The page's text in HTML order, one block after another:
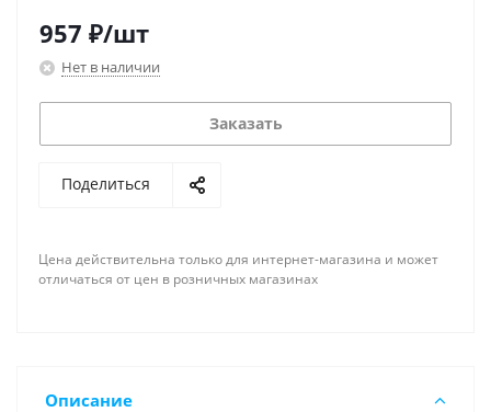
957 ₽/шт
Нет в наличии
Заказать
Поделиться
Цена действительна только для интернет-магазина и может
отличаться от цен в розничных магазинах
Описание